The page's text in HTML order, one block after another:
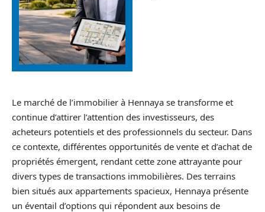
Le marché de l’immobilier à Hennaya se transforme et
continue d’attirer l’attention des investisseurs, des
acheteurs potentiels et des professionnels du secteur. Dans
ce contexte, différentes opportunités de vente et d’achat de
propriétés émergent, rendant cette zone attrayante pour
divers types de transactions immobilières. Des terrains
bien situés aux appartements spacieux, Hennaya présente
un éventail d’options qui répondent aux besoins de